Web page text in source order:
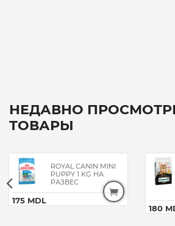
НЕДАВНО
ТОВАРЫ
ROYAL CANIN MINI
PUPPY 1 KG НА
РАЗВЕС
175 MDL
180